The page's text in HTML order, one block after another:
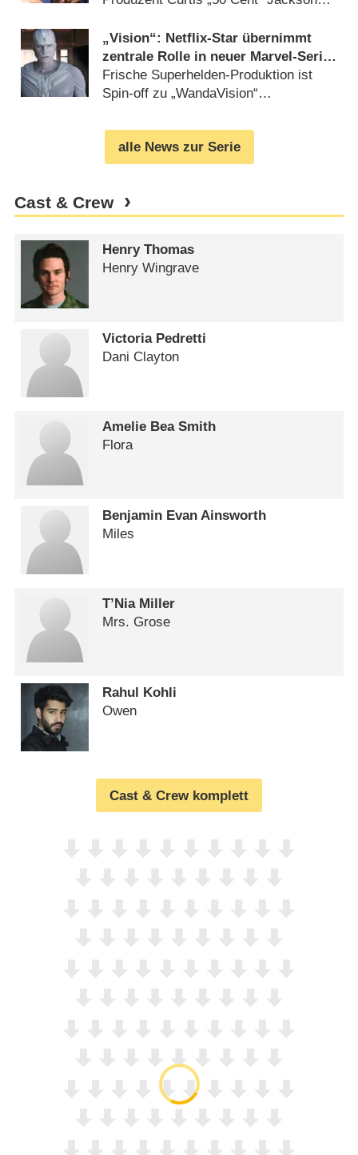
„Vision“: Netflix-Star übernimmt
zentrale Rolle in neuer Marvel-Serie
mit Paul Bettany
Frische Superhelden-Produktion ist
Spin-off zu „WandaVision“
alle News zur Serie
Cast & Crew
Henry Thomas
Henry Wingrave
Victoria Pedretti
Dani Clayton
Amelie Bea Smith
Flora
Benjamin Evan Ainsworth
Miles
T’Nia Miller
Mrs. Grose
Rahul Kohli
Owen
Cast & Crew komplett